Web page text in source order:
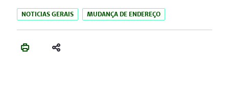
NOTICIAS GERAIS MUDANÇA DE ENDEREÇO